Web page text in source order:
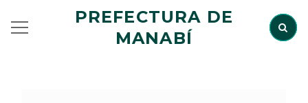
PREFECTURA DE
MANABÍ